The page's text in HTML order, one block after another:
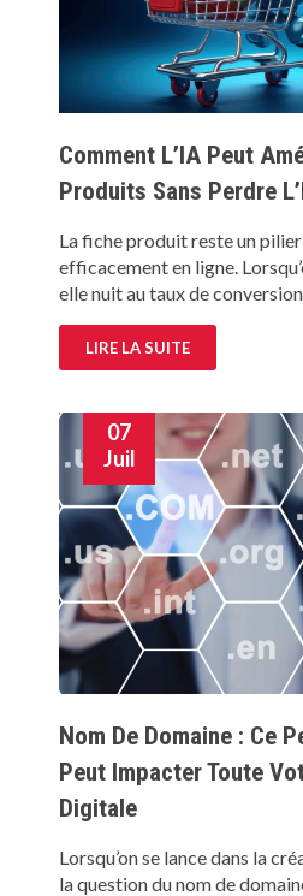
Comment L’IA Peut
Produits Sans Perdre
La fiche produit reste un
efficacement en ligne.
elle nuit au taux de
LIRE LA SUITE
07
Juil
Nom De Domaine : Ce
Peut Impacter Toute
Digitale
Lorsqu’on se lance dans la
la question du nom de